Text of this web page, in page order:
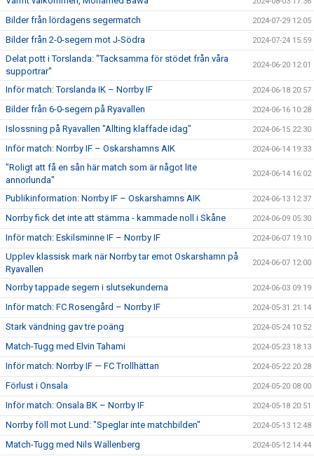
Bilder från lördagens segermatch 2024-07-29 12:05
Bilder från 2-0-segern mot J-Södra 2024-07-24 15:59
Delat pott i Torslanda: "Tacksamma för stödet från våra
supportrar"
2024-06-20 12:01
Inför match: Torslanda IK – Norrby IF 2024-06-18 20:57
Bilder från 6-0-segern på Ryavallen 2024-06-16 10:28
Islossning på Ryavallen "Allting klaffade idag" 2024-06-15 22:30
Inför match: Norrby IF – Oskarshamns AIK 2024-06-14 19:33
"Roligt att få en sån här match som är något lite
annorlunda"
2024-06-14 16:02
Publikinformation: Norrby IF – Oskarshamns AIK 2024-06-13 12:37
Norrby fick det inte att stämma - kammade noll i Skåne 2024-06-09 05:30
Inför match: Eskilsminne IF – Norrby IF 2024-06-07 19:10
Upplev klassisk mark när Norrby tar emot Oskarshamn på
Ryavallen
2024-06-07 12:00
Norrby tappade segern i slutsekunderna 2024-06-03 09:19
Inför match: FC Rosengård – Norrby IF 2024-05-31 21:14
Stark vändning gav tre poäng 2024-05-24 10:52
Match-Tugg med Elvin Tahami 2024-05-23 18:13
Inför match: Norrby IF — FC Trollhättan 2024-05-22 20:28
Förlust i Onsala 2024-05-20 08:00
Inför match: Onsala BK – Norrby IF 2024-05-18 20:51
Norrby föll mot Lund: "Speglar inte matchbilden" 2024-05-13 12:48
Match-Tugg med Nils Wallenberg 2024-05-12 14:44